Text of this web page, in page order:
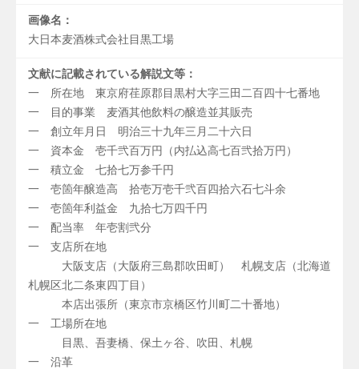
画像名：
大日本麦酒株式会社目黒工場
文献に記載されている解説文等：
一 所在地 東京府荏原郡目黒村大字三田二百四十七番地
一 目的事業 麦酒其他飲料の醸造並其販売
一 創立年月日 明治三十九年三月二十六日
一 資本金 壱千弐百万円（内払込高七百弐拾万円）
一 積立金 七拾七万参千円
一 壱箇年醸造高 拾壱万壱千弐百四拾六石七斗余
一 壱箇年利益金 九拾七万四千円
一 配当率 年壱割弐分
一 支店所在地
大阪支店（大阪府三島郡吹田町） 札幌支店（北海道
札幌区北二条東四丁目）
本店出張所（東京市京橋区竹川町二十番地）
一 工場所在地
目黒、吾妻橋、保土ヶ谷、吹田、札幌
一 沿革